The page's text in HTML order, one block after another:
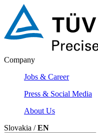
Company
Jobs & Career
Press & Social Media
About Us
Slovakia /EN